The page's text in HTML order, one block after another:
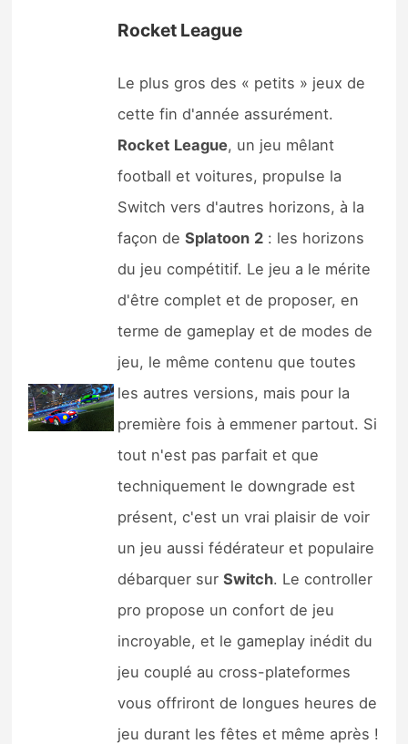
Rocket League
Le plus gros des « petits » jeux de
cette fin d'année assurément.
Rocket League, un jeu mêlant
football et voitures, propulse la
Switch vers d'autres horizons, à la
façon deSplatoon 2 : les horizons
du jeu compétitif. Le jeu a le mérite
d'être complet et de proposer, en
terme de gameplay et de modes de
jeu, le même contenu que toutes
les autres versions, mais pour la
première fois à emmener partout. Si
tout n'est pas parfait et que
techniquement le downgrade est
présent, c'est un vrai plaisir de voir
un jeu aussi fédérateur et populaire
débarquer surSwitch. Le controller
pro propose un confort de jeu
incroyable, et le gameplay inédit du
jeu couplé au cross-plateformes
vous offriront de longues heures de
jeu durant les fêtes et même après !